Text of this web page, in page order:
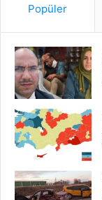
Popüler